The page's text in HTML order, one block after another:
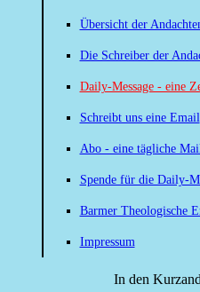
Übersicht der
Die Schreiber der
Daily-Message - eine
Schreibt uns eine Email
Abo - eine tägliche
Spende für die Daily-
Barmer Theologische
Impressum
In den